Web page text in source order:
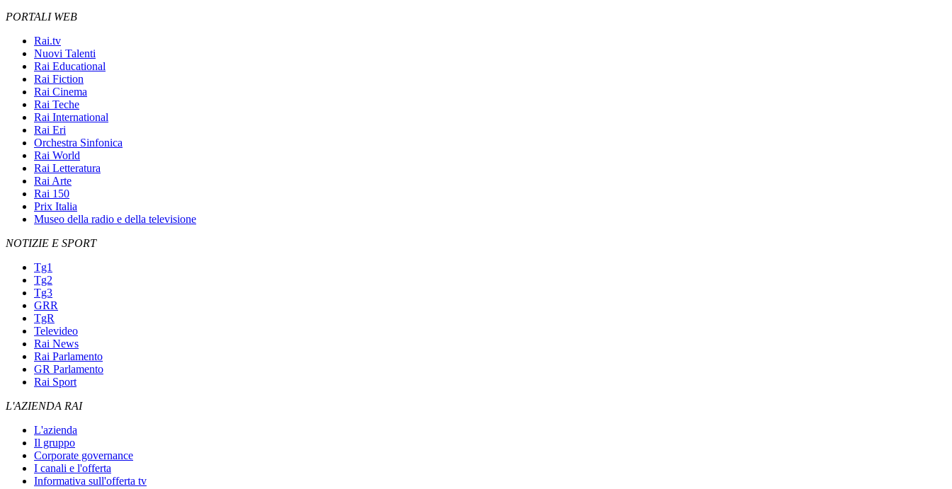
PORTALI WEB
Rai.tv
Nuovi Talenti
Rai Educational
Rai Fiction
Rai Cinema
Rai Teche
Rai International
Rai Eri
Orchestra Sinfonica
Rai World
Rai Letteratura
Rai Arte
Rai 150
Prix Italia
Museo della radio e della televisione
NOTIZIE E SPORT
Tg1
Tg2
Tg3
GRR
TgR
Televideo
Rai News
Rai Parlamento
GR Parlamento
Rai Sport
L'AZIENDA RAI
L'azienda
Il gruppo
Corporate governance
I canali e l'offerta
Informativa sull'offerta tv